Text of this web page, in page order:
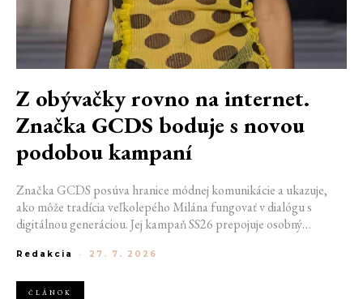
Z obývačky rovno na internet.
Značka GCDS boduje s novou
podobou kampaní
Značka GCDS posúva hranice módnej komunikácie a ukazuje,
ako môže tradícia veľkolepého Milána fungovať v dialógu s
digitálnou generáciou. Jej kampaň SS26 prepojuje osobný
spôsob, akým dnes módu vnímame a zdieľame. Zároveň
trendy a vytvárať autentické spojenie medzi módou, digitálnym
Redakcia - 27. 7. 2026
ČLÁNOK